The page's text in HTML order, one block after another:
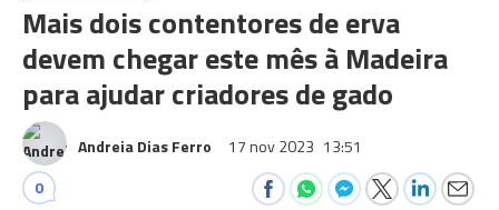
Mais dois contentores de erva
devem chegar este mês à Madeira
para ajudar criadores de gado
Andreia Dias Ferro 17 nov 2023 13:51
0